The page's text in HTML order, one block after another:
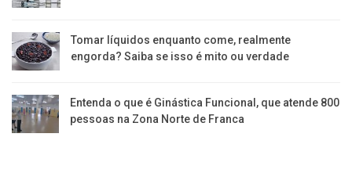
Tomar líquidos enquanto come, realmente
engorda? Saiba se isso é mito ou verdade
Entenda o que é Ginástica Funcional, que atende 800
pessoas na Zona Norte de Franca